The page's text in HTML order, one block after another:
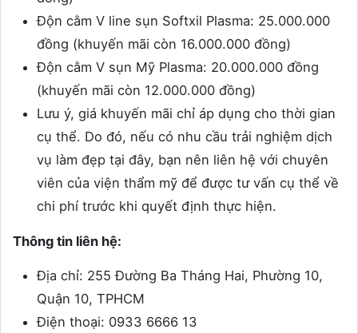
Độn cằm V line sụn Softxil Plasma: 25.000.000
đồng (khuyến mãi còn 16.000.000 đồng)
Độn cằm V sụn Mỹ Plasma: 20.000.000 đồng
(khuyến mãi còn 12.000.000 đồng)
Lưu ý, giá khuyến mãi chỉ áp dụng cho thời gian
cụ thể. Do đó, nếu có nhu cầu trải nghiệm dịch
vụ làm đẹp tại đây, bạn nên liên hệ với chuyên
viên của viện thẩm mỹ để được tư vấn cụ thể về
chi phí trước khi quyết định thực hiện.
Thông tin liên hệ:
Địa chỉ: 255 Đường Ba Tháng Hai, Phường 10,
Quận 10, TPHCM
Điện thoại: 0933 6666 13